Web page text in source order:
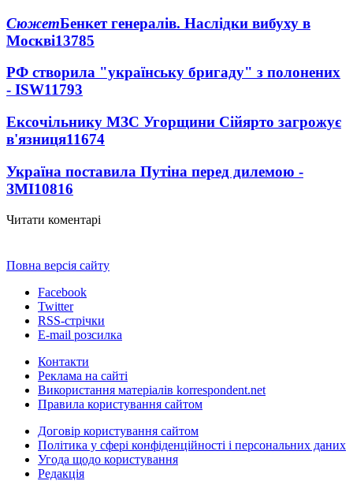
СюжетБенкет генералів. Наслідки вибуху в
Москві13785
РФ створила "українську бригаду" з полонених
- ISW11793
Ексочільнику МЗС Угорщини Сійярто загрожує
в'язниця11674
Україна поставила Путіна перед дилемою -
ЗМІ10816
Читати коментарі
Повна версія сайту
Facebook
Twitter
RSS-стрічки
E-mail розсилка
Контакти
Реклама на сайті
Використання матеріалів korrespondent.net
Правила користування сайтом
Договір користування сайтом
Політика у сфері конфіденційності і персональних даних
Угода щодо користування
Редакція